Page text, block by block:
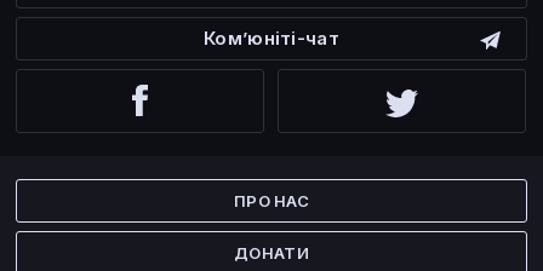
Ком’юніті-чат
ПРО НАС
ДОНАТИ